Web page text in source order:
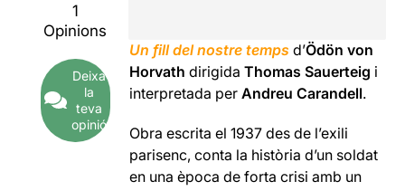
1
Opinions
Deixa
la
teva
opinió
Un fill del nostre temps d’Ödön von
Horvath dirigidaThomas Sauerteig i
interpretada perAndreu Carandell.
Obra escrita el 1937 des de l’exili
parisenc, conta la història d’un soldat
en una època de forta crisi amb un